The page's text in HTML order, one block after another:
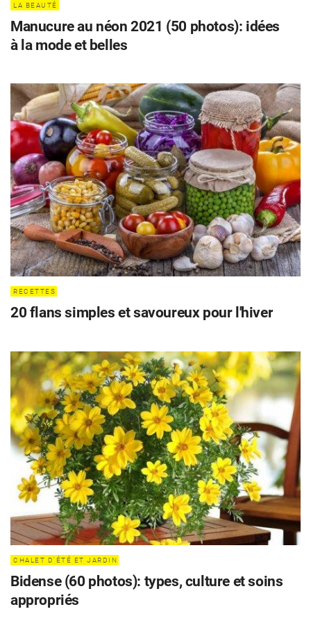
Manucure au néon 2021 (50 photos): idées
à la mode et belles
LA BEAUTÉ
20 flans simples et savoureux pour l'hiver
RECETTES
Bidense (60 photos): types, culture et soins
appropriés
CHALET D'ÉTÉ ET JARDIN
CÉLÉBRITÉS
LA BEAUTÉ
MODE DE VIE
MAISON ET FAMILLE
RECETTES